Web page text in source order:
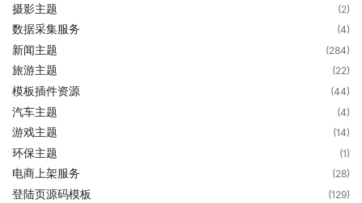
摄影主题 (2)
数据采集服务 (4)
新闻主题 (284)
旅游主题 (22)
模板插件资源 (44)
汽车主题 (4)
游戏主题 (14)
环保主题 (1)
电商上架服务 (28)
登陆页源码模板 (129)